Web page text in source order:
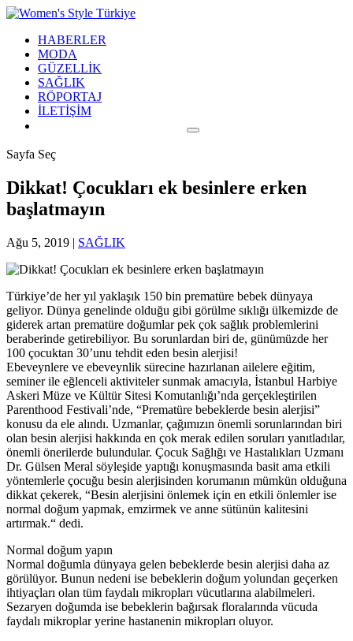
HABERLER
MODA
GÜZELLİK
SAĞLIK
RÖPORTAJ
İLETİŞİM
Sayfa Seç
Dikkat! Çocukları ek besinlere erken
başlatmayın
Ağu 5, 2019 | SAĞLIK
Türkiye’de her yıl yaklaşık 150 bin prematüre bebek dünyaya
geliyor. Dünya genelinde olduğu gibi görülme sıklığı ülkemizde de
giderek artan prematüre doğumlar pek çok sağlık problemlerini
beraberinde getirebiliyor. Bu sorunlardan biri de, günümüzde her
100 çocuktan 30’unu tehdit eden besin alerjisi!
Ebeveynlere ve ebeveynlik sürecine hazırlanan ailelere eğitim,
seminer ile eğlenceli aktiviteler sunmak amacıyla, İstanbul Harbiye
Askeri Müze ve Kültür Sitesi Komutanlığı’nda gerçekleştirilen
Parenthood Festivali’nde, “Prematüre bebeklerde besin alerjisi”
konusu da ele alındı. Uzmanlar, çağımızın önemli sorunlarından biri
olan besin alerjisi hakkında en çok merak edilen soruları yanıtladılar,
önemli önerilerde bulundular. Çocuk Sağlığı ve Hastalıkları Uzmanı
Dr. Gülsen Meral söyleşide yaptığı konuşmasında basit ama etkili
yöntemlerle çocuğu besin alerjisinden korumanın mümkün olduğuna
dikkat çekerek, “Besin alerjisini önlemek için en etkili önlemler ise
normal doğum yapmak, emzirmek ve anne sütünün kalitesini
artırmak.“ dedi.
Normal doğum yapın
Normal doğumla dünyaya gelen bebeklerde besin alerjisi daha az
görülüyor. Bunun nedeni ise bebeklerin doğum yolundan geçerken
ihtiyaçları olan tüm faydalı mikropları vücutlarına alabilmeleri.
Sezaryen doğumda ise bebeklerin bağırsak floralarında vücuda
faydalı mikroplar yerine hastanenin mikropları oluyor.